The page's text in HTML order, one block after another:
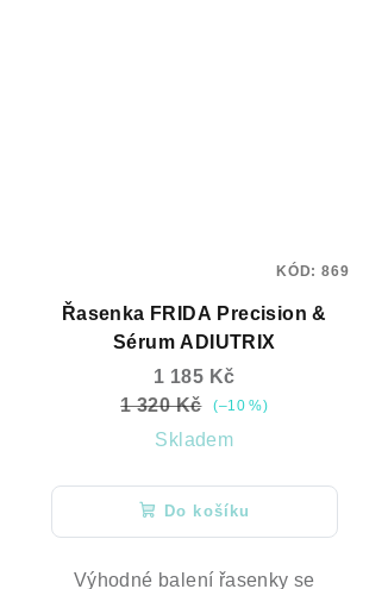
Řasenka FRIDA Precision &
Sérum ADIUTRIX
1 185 Kč
1 320 Kč
(–10 %)
Skladem
Do košíku
Výhodné balení řasenky se
KÓD:869